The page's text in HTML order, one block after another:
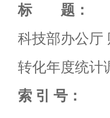
标 题：
科技部办公厅
转化年度统计
索 引 号：